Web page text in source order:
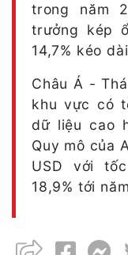
trong năm
trưởng kép
14,7% kéo
Châu Á -
khu vực có
dữ liệu cao
Quy mô của
USD với
18,9% tới